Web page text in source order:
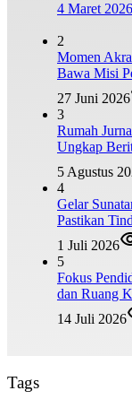
4 Maret 2026
2
Momen
Bawa Misi
27 Juni 2026
3
Rumah
Ungkap
5 Agustus
4
Gelar
Pastikan
1 Juli 2026
5
Fokus
dan Ruang
14 Juli 2026
Tags